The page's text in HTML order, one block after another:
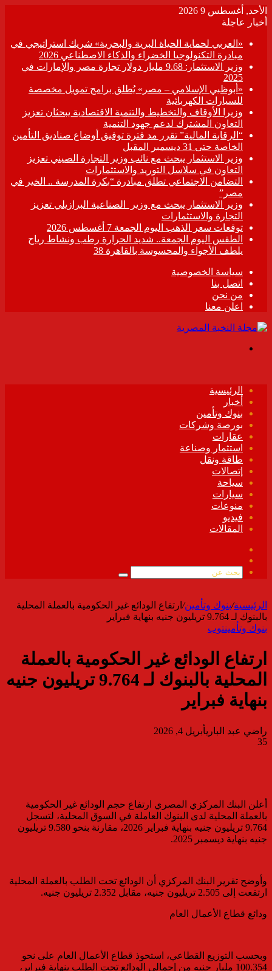
الأحد, أغسطس 9 2026
أخبار عاجلة
«العربي لحماية الحياة البرية والبحرية» شريك استراتيجي في
مبادرة التكنولوجيا الخضراء والذكاء الاصطناعي 2026
وزير الاستثمار: 9.68 مليار دولار تجارة مصر والإمارات في
2025
«أبوظبي الإسلامي – مصر» يُطلق برامج تمويل مخصصة
للسيارات الكهربائية
وزيرا الأوقاف والتخطيط والتنمية الاقتصادية يبحثان تعزيز
التعاون المشترك لدعم جهود التنمية
“الرقابة المالية” تقرر مد فترة توفيق أوضاع صناديق التأمين
الخاصة حتى 31 ديسمبر المقبل
وزير الاستثمار يبحث مع نائب وزير التجارة الصيني تعزيز
التعاون في سلاسل التوريد والاستثمارات
التضامن الاجتماعي تطلق مبادرة “بكرة المدرسة .. الخير في
مصر”
وزير الاستثمار يبحث مع وزير الصناعية البرازيلي تعزيز
التجارة والاستثمارات
توقعات سعر الذهب اليوم الجمعة 7 أغسطس 2026
الطقس اليوم الجمعة.. شديد الحرارة رطب ونشاط رياح
يلطف الأجواء والمحسوسة بالقاهرة 38
سياسة الخصوصية
اتصل بنا
من نحن
اعلن معنا
الرئيسية
أخبار
بنوك وتأمين
بورصة وشركات
عقارات
استثمار وصناعة
طاقة ونقل
إتصالات
سياحة
سيارات
منوعات
فيديو
المقالات
الموقع
بحث
الرئيسية/بنوك وتأمين/ ارتفاع الودائع غير الحكومية بالعملة المحلية
بالبنوك لـ 9.764 تريليون جنيه بنهاية فبراير
بنوك وتأمينتوب
ارتفاع الودائع غير الحكومية بالعملة
المحلية بالبنوك لـ 9.764 تريليون جنيه
بنهاية فبراير
راضي عبد الباريأبريل 4, 2026
35
أعلن البنك المركزي المصري ارتفاع حجم الودائع غير الحكومية
بالعملة المحلية لدى البنوك العاملة في السوق المحلية، لتسجل
9.764 تريليون جنيه بنهاية فبراير 2026، مقارنة بنحو 9.580 تريليون
جنيه بنهاية ديسمبر 2025.
وأوضح تقرير البنك المركزي أن الودائع تحت الطلب بالعملة المحلية
ارتفعت إلى 2.505 تريليون جنيه، مقابل 2.352 تريليون جنيه.
ودائع قطاع الأعمال العام
وبحسب التوزيع القطاعي، استحوذ قطاع الأعمال العام على نحو
100.354 مليار جنيه من إجمالي الودائع تحت الطلب بنهاية فبراير،